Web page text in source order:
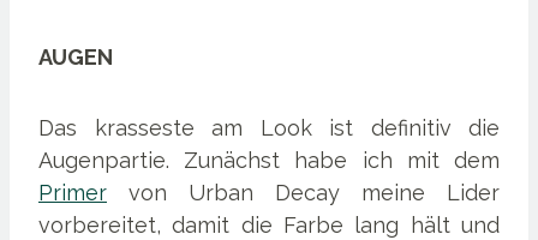
AUGEN
Das krasseste am Look ist definitiv die
Augenpartie. Zunächst habe ich mit dem
Primer von Urban Decay meine Lider
vorbereitet, damit die Farbe lang hält und